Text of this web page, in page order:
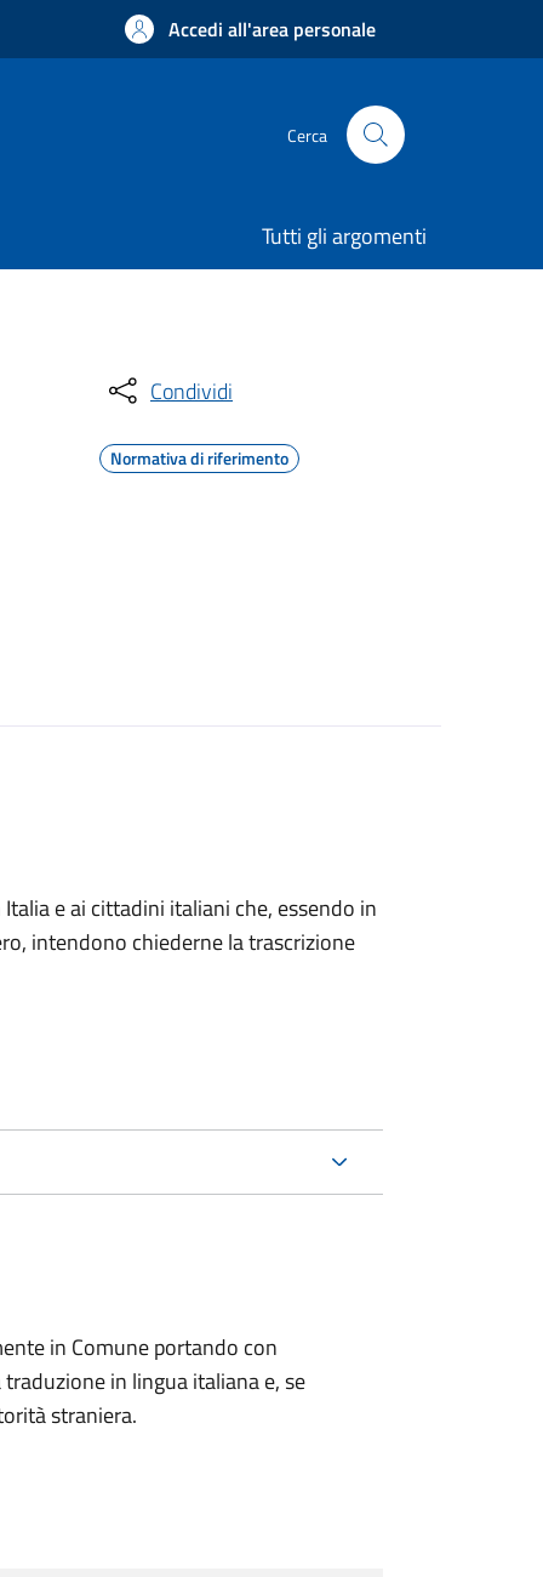
Accedi all'area personale
Cerca
Tutti gli argomenti
Condividi
Normativa di riferimento
e ai cittadini italiani che, essendo in
intendono chiederne la trascrizione
in Comune portando con
in lingua italiana e, se
straniera.